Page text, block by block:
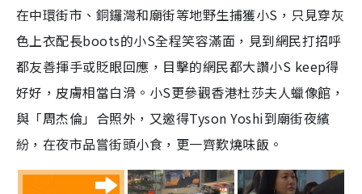
在中環街市、銅鑼灣和廟街等地野生捕獲小S，只見穿灰
色上衣配長boots的小S全程笑容滿面，見到網民打招呼
都友善揮手或貶眼回應，目擊的網民都大讚小S keep得
好好，皮膚相當白滑。小S更參觀香港杜莎夫人蠟像館，
與「周杰倫」合照外，又邀得Tyson Yoshi到廟街夜繽
紛，在夜市品嘗街頭小食，更一齊歎燒味飯。